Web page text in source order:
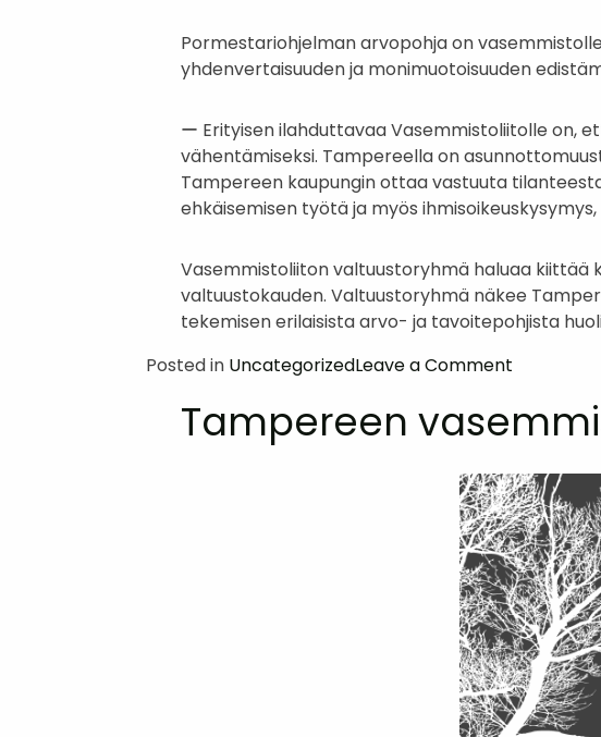
Pormestariohjelman arvopohja on
yhdenvertaisuuden ja monimuotoisuuden
ー Erityisen ilahduttavaa Vasemmistoliitolle on,
vähentämiseksi. Tampereella on
Tampereen kaupungin ottaa vastuuta
ehkäisemisen työtä ja myös
Vasemmistoliiton valtuustoryhmä haluaa kiittää
valtuustokauden. Valtuustoryhmä näkee
tekemisen erilaisista arvo- ja tavoitepohjista
Posted in Uncategorized Leave a Comment
useita
tärkeitä
Tampereen